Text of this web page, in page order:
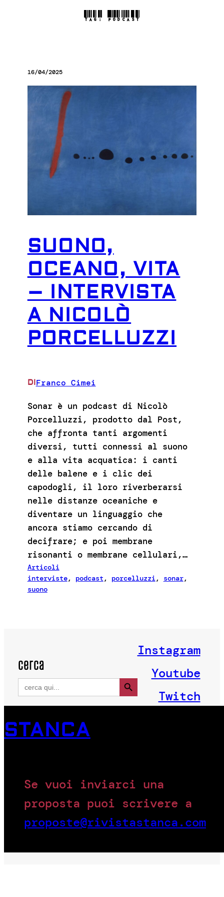
TAG: PODCAST
16/04/2025
SUONO,
OCEANO, VITA
– INTERVISTA
A NICOLÒ
PORCELLUZZI
DIFranco Cimei
Sonar è un podcast di Nicolò
Porcelluzzi, prodotto dal Post,
che affronta tanti argomenti
diversi, tutti connessi al suono
e alla vita acquatica: i canti
delle balene e i clic dei
capodogli, il loro riverberarsi
nelle distanze oceaniche e
diventare un linguaggio che
ancora stiamo cercando di
decifrare; e poi membrane
risonanti o membrane cellulari,…
Articoli
interviste, podcast, porcelluzzi, sonar
suono
cerca
Search
for:
Search Button
Instagram
Youtube
Twitch
STANCA
Se vuoi inviarci una
proposta puoi scrivere a
proposte@rivistastanca.com